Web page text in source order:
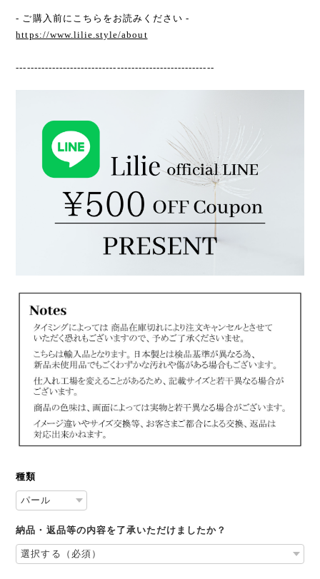
- ご購入前にこちらをお読みください -
https://www.lilie.style/about
-------------------------------------------------------
種類
納品・返品等の内容を了承いただけましたか？